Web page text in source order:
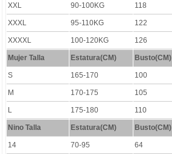
XXL 90-100KG 118
XXXL 95-110KG 122
XXXXL 100-120KG 126
Mujer Talla Estatura(CM) Busto(CM)
S 165-170 100
M 170-175 105
L 175-180 110
Nino Talla Estatura(CM) Busto(CM)
14 70-95 64